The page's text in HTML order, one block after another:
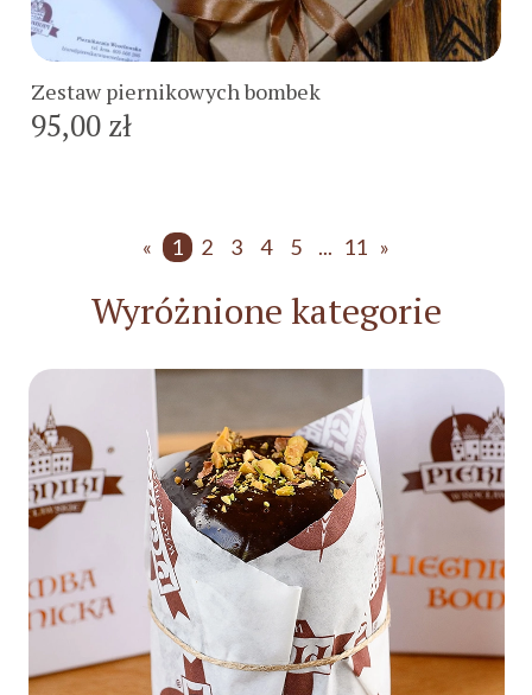
Zestaw piernikowych bombek
95,00 zł
Do koszyka
« 1 2 3 4 5 ... 11 »
Wyróżnione kategorie